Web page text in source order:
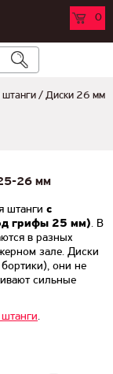
0
/ Диски 26 мм
26 мм
штанги с
грифы 25 мм). В
в разных
зале. Диски
они не
сильные
.